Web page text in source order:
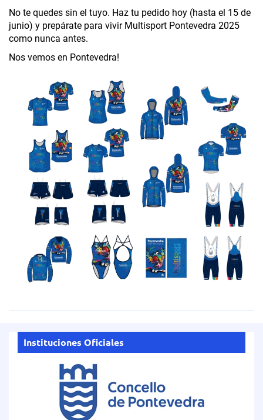
No te quedes sin el tuyo. Haz tu pedido hoy (hasta el 15 de
junio) y prepárate para vivir Multisport Pontevedra 2025
como nunca antes.
Nos vemos en Pontevedra!
Instituciones Oficiales